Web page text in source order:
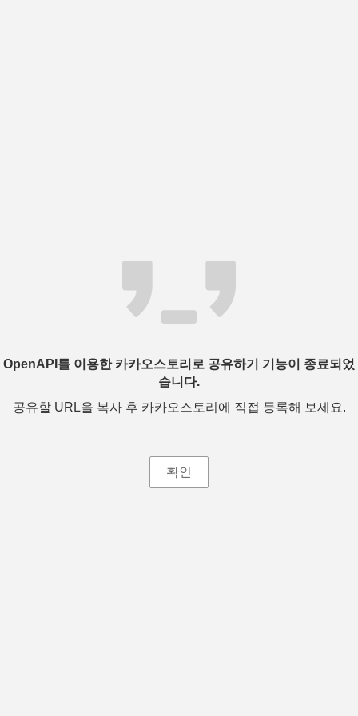
OpenAPI를 이용한 카카오스토리로 공유하기 기능이 종료되었
습니다.
공유할 URL을 복사 후 카카오스토리에 직접 등록해 보세요.
확인